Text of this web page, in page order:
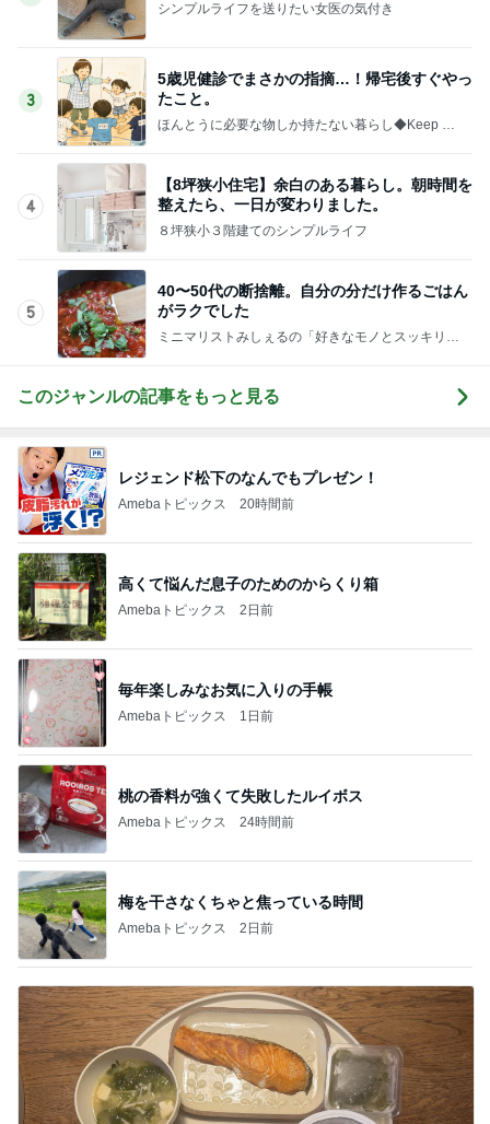
シンプルライフを送りたい女医の気付き
3
5歳児健診でまさかの指摘…！帰宅後すぐやっ
たこと。
ほんとうに必要な物しか持たない暮らし◆Keep Lif
4
【8坪狭小住宅】余白のある暮らし。朝時間を
整えたら、一日が変わりました。
８坪狭小３階建てのシンプルライフ
5
40〜50代の断捨離。自分の分だけ作るごはん
がラクでした
ミニマリストみしぇるの「好きなモノとスッキリ暮
このジャンルの記事をもっと見る
レジェンド松下のなんでもプレゼン！
Amebaトピックス 20時間前
高くて悩んだ息子のためのからくり箱
Amebaトピックス 2日前
毎年楽しみなお気に入りの手帳
Amebaトピックス 1日前
桃の香料が強くて失敗したルイボス
Amebaトピックス 24時間前
梅を干さなくちゃと焦っている時間
Amebaトピックス 2日前